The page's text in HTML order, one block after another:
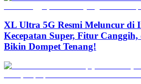
XL Ultra 5G Resmi Meluncur di
Kecepatan Super, Fitur
Bikin Dompet Tenang!